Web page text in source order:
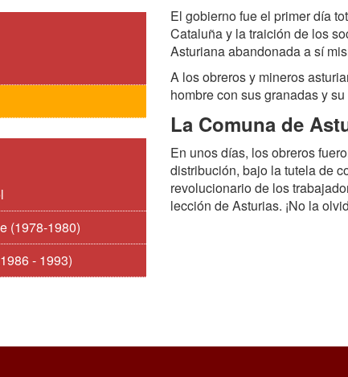
(1978-1980)
- 1993)
El gobierno fue el primer día
Cataluña y la traición de los
Asturiana abandonada a sí
A los obreros y mineros
hombre con sus granadas y
La Comuna de
En unos días, los obreros
distribución, bajo la tutela de
revolucionario de los
lección de Asturias. ¡No la